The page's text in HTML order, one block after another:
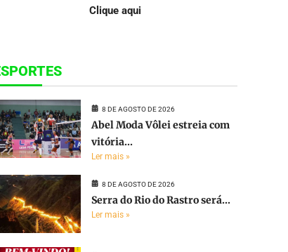
Clique aqui
8 DE AGOSTO DE 2026
Abel Moda Vôlei estreia com
vitória...
Ler mais »
8 DE AGOSTO DE 2026
Serra do Rio do Rastro será...
Ler mais »